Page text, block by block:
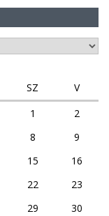
SZ
V
1
2
8
9
15
16
22
23
29
30